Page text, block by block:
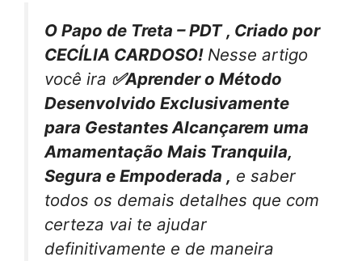
O Papo de Treta – PDT , Criado por
CECÍLIA CARDOSO! Nesse artigo
você ira ✅Aprender o Método
Desenvolvido Exclusivamente
para Gestantes Alcançarem uma
Amamentação Mais Tranquila,
Segura e Empoderada , e saber
todos os demais detalhes que com
certeza vai te ajudar
definitivamente e de maneira